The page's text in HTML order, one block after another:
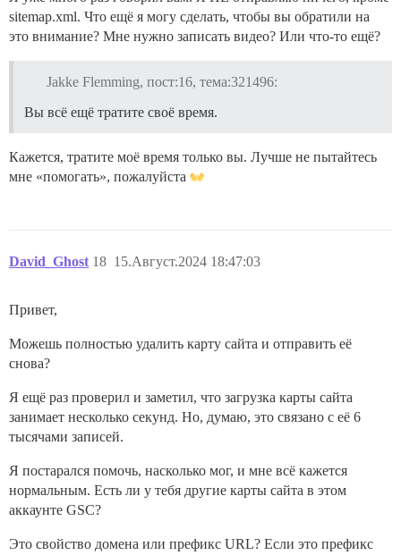
sitemap.xml. Что ещё я могу сделать, чтобы вы обратили на
это внимание? Мне нужно записать видео? Или что-то ещё?
Jakke Flemming, пост:16, тема:321496:
Вы всё ещё тратите своё время.
Кажется, тратите моё время только вы. Лучше не пытайтесь
мне «помогать», пожалуйста
David_Ghost 15.Август.2024 18:47:03
18
Привет,
Можешь полностью удалить карту сайта и отправить её
снова?
Я ещё раз проверил и заметил, что загрузка карты сайта
занимает несколько секунд. Но, думаю, это связано с её 6
тысячами записей.
Я постарался помочь, насколько мог, и мне всё кажется
нормальным. Есть ли у тебя другие карты сайта в этом
аккаунте GSC?
Это свойство домена или префикс URL? Если это префикс